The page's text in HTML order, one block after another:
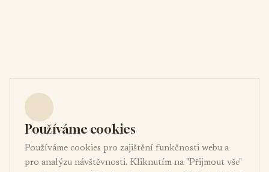
Používáme cookies
Používáme cookies pro zajištění funkčnosti webu a
pro analýzu návštěvnosti. Kliknutím na "Přijmout vše"